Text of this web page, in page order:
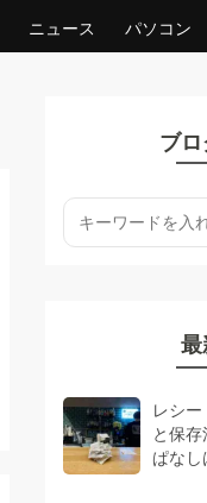
ニュース パソコン
ブ
レシ
と保
ぱなし